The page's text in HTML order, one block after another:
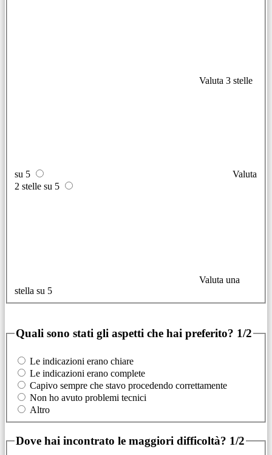
Valuta 3 stelle
su 5
Valuta
2 stelle su 5
Valuta una
stella su 5
Quali sono stati gli aspetti che hai preferito? 1/2
Le indicazioni erano chiare
Le indicazioni erano complete
Capivo sempre che stavo procedendo correttamente
Non ho avuto problemi tecnici
Altro
Dove hai incontrato le maggiori difficoltà? 1/2